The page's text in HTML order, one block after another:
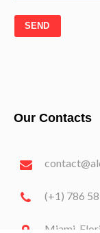
SEND
Our Contacts
(+1) 786
Miami,